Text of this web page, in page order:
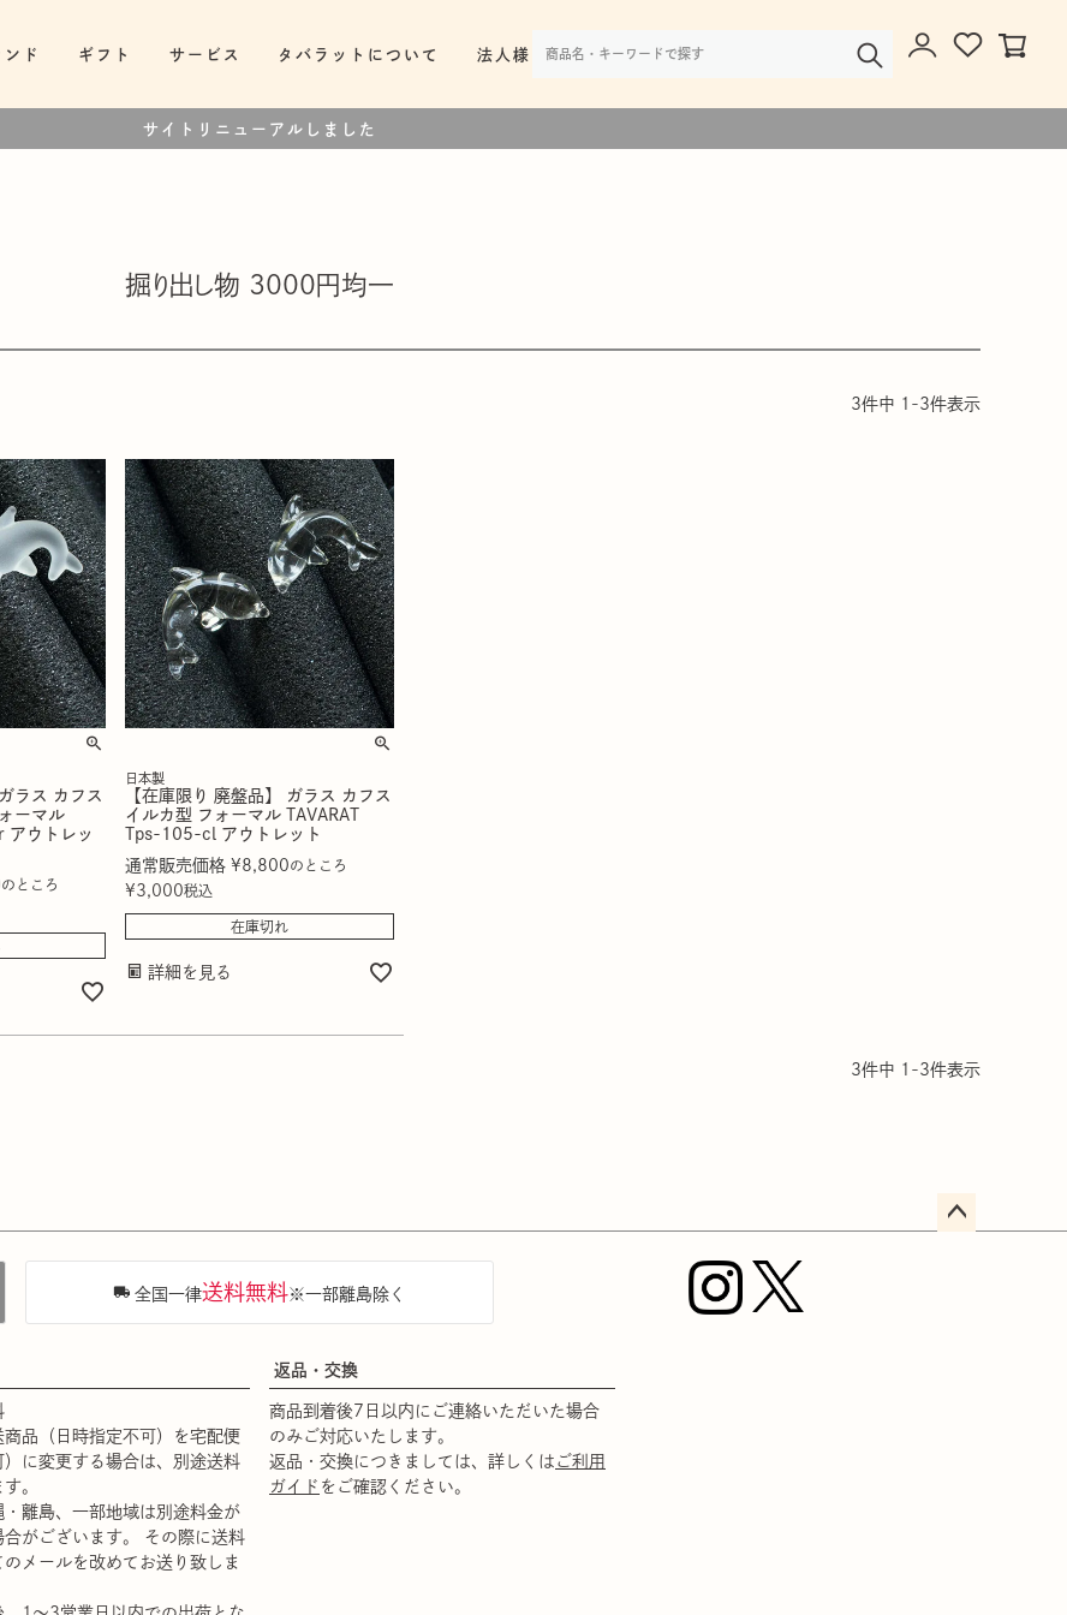
ンド ギフト サービス タバラットについて 法人様・大口注文のご相談
サイトリニューアルしました
掘り出し物 3000円均一
3件中 1 -3件表示
ラス カフス
ーマル
アウトレッ
のところ
日本製
【在庫限り 廃盤品】 ガラス カフス
イルカ型 フォーマル TAVARAT
Tps-105-cl アウトレット
通常販売価格 ¥8,800のところ
¥3,000税込
在庫切れ
詳細を見る
3件中 1 -3件表示
全国一律送料無料※一部離島除く
商品（日時指定不可）を宅配便
）に変更する場合は、別途送料
。
・離島、一部地域は別途料金が
合がございます。 その際に送料
のメールを改めてお送り致しま
返品・交換
商品到着後7日以内にご連絡いただいた場合
のみご対応いたします。
返品・交換につきましては、詳しくは ご利用
ガイド をご確認ください。